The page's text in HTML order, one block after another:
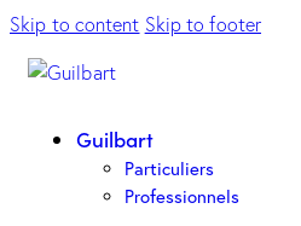
Skip to content Skip to footer
Guilbart
Particuliers
Professionnels